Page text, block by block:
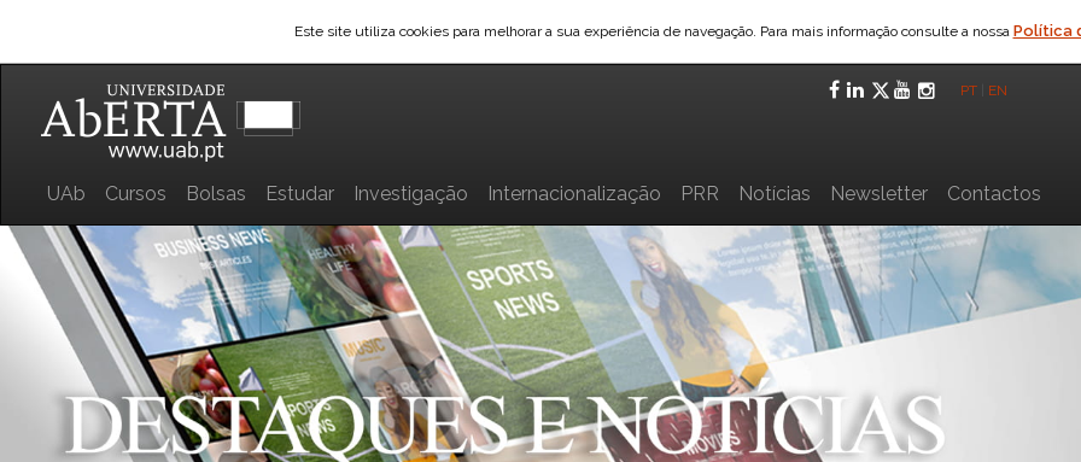
Este site utiliza cookies para melhorar a sua experiência de navegação. Para mais informação consulte a nossa Política
Facebook
LinkedIn
Twitter
YouTube
PT EN
UAb Cursos Bolsas Estudar Investigação Internacionalização PRR Notícias Newsletter Contactos